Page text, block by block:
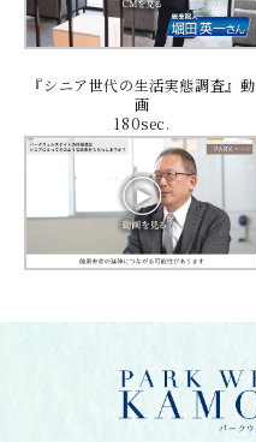
『シニア世代の生活実態調査』動
画
180sec.